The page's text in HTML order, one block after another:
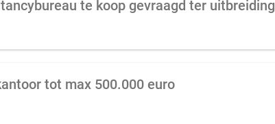
te koop gevraagd ter uitbreiding
tot max 500.000 euro